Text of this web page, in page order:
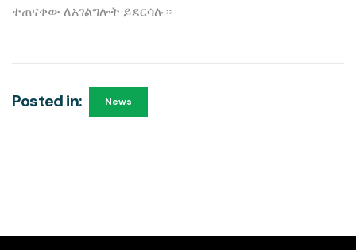
ተጠናቀው ለአገልግሎት ይደርሳሉ።
Posted in: News